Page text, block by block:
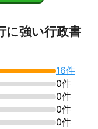
に強い行政書
16件
0件
0件
0件
0件